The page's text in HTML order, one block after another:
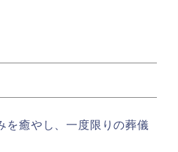
を癒やし、一度限りの葬儀